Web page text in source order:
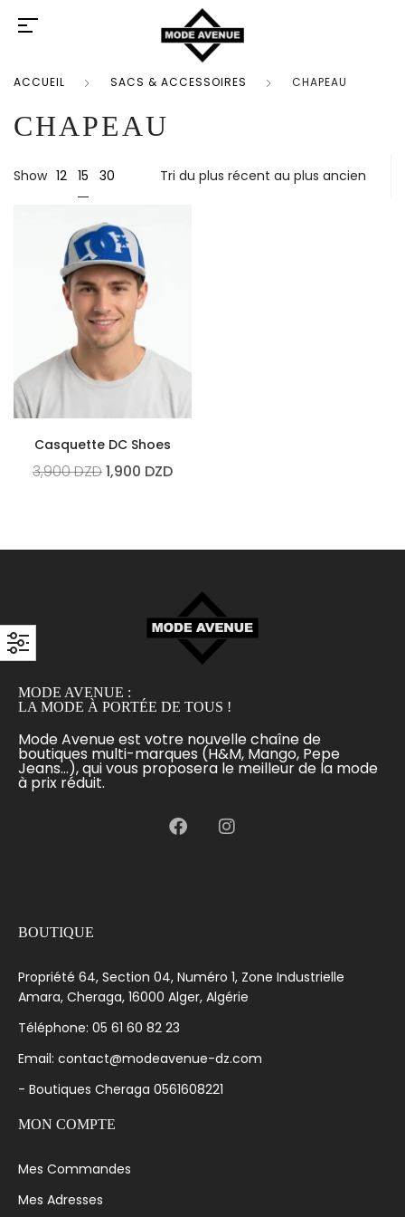
ACCUEIL SACS & ACCESSOIRES CHAPEAU
CHAPEAU
Show 12 15 30
Casquette DC Shoes
3,900DZD1,900 DZD
MODE AVENUE :
LA MODE À PORTÉE DE TOUS !
Mode Avenue est votre nouvelle chaîne de
boutiques multi-marques (H&M, Mango, Pepe
Jeans...), qui vous proposera le meilleur de la mode
à prix réduit.
BOUTIQUE
Propriété 64, Section 04, Numéro 1, Zone Industrielle
Amara, Cheraga, 16000 Alger, Algérie
Téléphone: 05 61 60 82 23
Email: contact@modeavenue-dz.com
- Boutiques Cheraga 0561608221
MON COMPTE
Mes Commandes
Mes Adresses